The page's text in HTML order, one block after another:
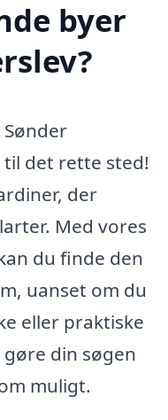
byer
til det rette sted!
der
Med vores
du finde den
uanset om du
eller praktiske
din søgen
muligt.